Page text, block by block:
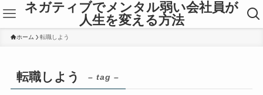
ネガティブでメンタル弱い会社員が
人生を変える方法
ホーム 転職しよう
転職しよう – tag –